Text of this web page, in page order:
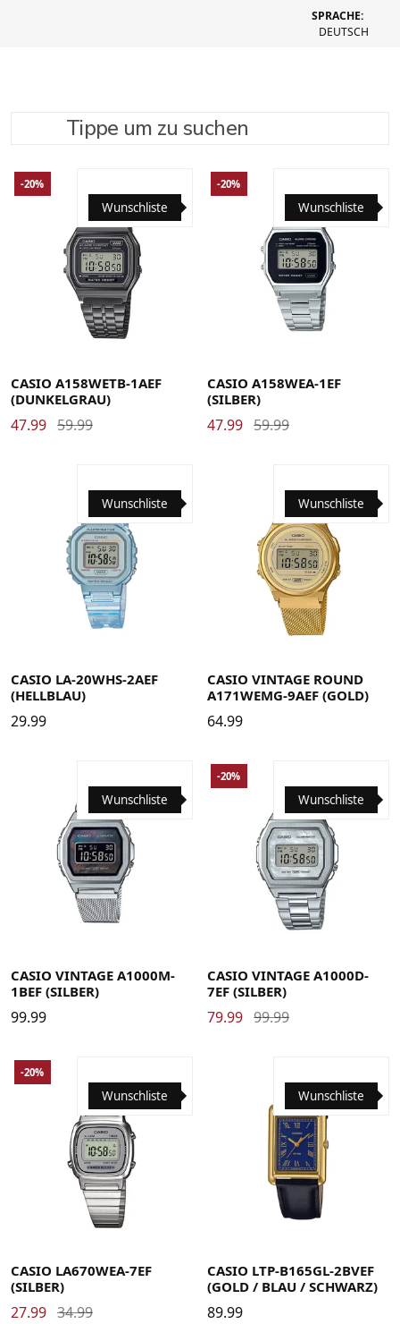
SPRACHE:
DEUTSCH
Tippe um zu suchen
SUCHE VERFEINERN EMPFOHLEN
Wunschliste
-20%
CASIO A158WETB-1AEF
(DUNKELGRAU)
47.99 59.99
Wunschliste
-20%
CASIO A158WEA-1EF
(SILBER)
47.99 59.99
Wunschliste
CASIO LA-20WHS-2AEF
(HELLBLAU)
29.99
Wunschliste
CASIO VINTAGE ROUND
A171WEMG-9AEF (GOLD)
64.99
Wunschliste
CASIO VINTAGE A1000M-
1BEF (SILBER)
99.99
Wunschliste
-20%
CASIO VINTAGE A1000D-
7EF (SILBER)
79.99 99.99
Wunschliste
-20%
CASIO LA670WEA-7EF
(SILBER)
27.99 34.99
Wunschliste
CASIO LTP-B165GL-2BVEF
(GOLD / BLAU / SCHWARZ)
89.99